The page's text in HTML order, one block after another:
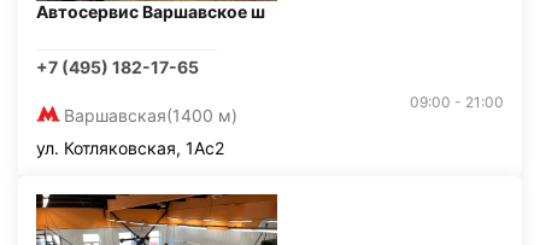
Автосервис Варшавское ш
+7 (495) 182-17-65
Варшавская(1400 м)
09:00 - 21:00
ул. Котляковская, 1Ас2